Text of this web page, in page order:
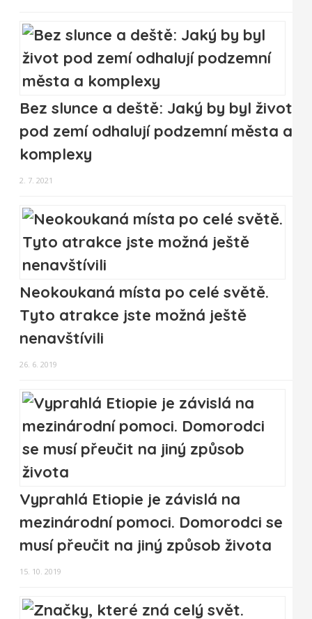
Bez slunce a deště: Jaký by byl život
pod zemí odhalují podzemní města a
komplexy
2. 7. 2021
Neokoukaná místa po celé světě.
Tyto atrakce jste možná ještě
nenavštívili
26. 6. 2019
Vyprahlá Etiopie je závislá na
mezinárodní pomoci. Domorodci se
musí přeučit na jiný způsob života
15. 10. 2019